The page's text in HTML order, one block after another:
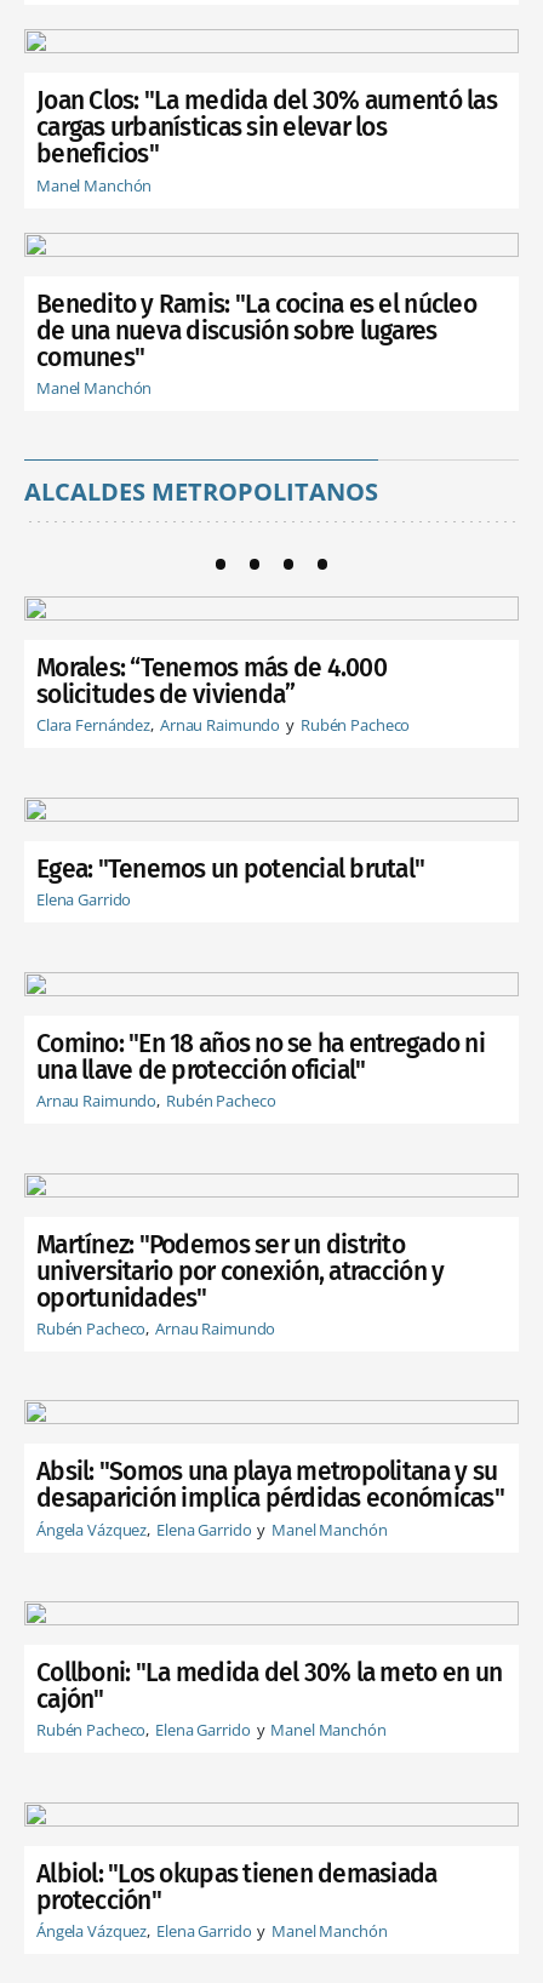
Joan Clos: "La medida del 30% aumentó las
cargas urbanísticas sin elevar los
beneficios"
Manel Manchón
Benedito y Ramis: "La cocina es el núcleo
de una nueva discusión sobre lugares
comunes"
Manel Manchón
ALCALDES METROPOLITANOS
Morales: “Tenemos más de 4.000
solicitudes de vivienda”
Clara Fernández Arnau Raimundo Rubén Pacheco
Egea: "Tenemos un potencial brutal"
Elena Garrido
Comino: "En 18 años no se ha entregado ni
una llave de protección oficial"
Arnau Raimundo Rubén Pacheco
Martínez: "Podemos ser un distrito
universitario por conexión, atracción y
oportunidades"
Rubén Pacheco Arnau Raimundo
Absil: "Somos una playa metropolitana y su
desaparición implica pérdidas económicas"
Ángela Vázquez Elena Garrido Manel Manchón
Collboni: "La medida del 30% la meto en un
cajón"
Rubén Pacheco Elena Garrido Manel Manchón
Albiol: "Los okupas tienen demasiada
protección"
Ángela Vázquez Elena Garrido Manel Manchón